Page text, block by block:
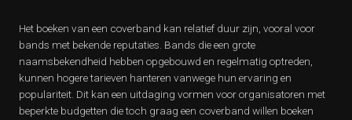
Het boeken van een coverband kan relatief duur zijn, vooral voor
bands met bekende reputaties. Bands die een grote
naamsbekendheid hebben opgebouwd en regelmatig optreden,
kunnen hogere tarieven hanteren vanwege hun ervaring en
populariteit. Dit kan een uitdaging vormen voor organisatoren met
beperkte budgetten die toch graag een coverband willen boeken